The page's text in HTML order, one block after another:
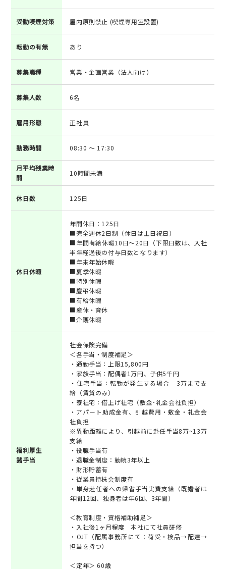
受動喫煙対策 屋内原則禁止 (喫煙専用室設置)
転勤の有無 あり
募集職種 営業・企画営業（法人向け）
募集人数 6名
雇用形態 正社員
勤務時間 08:30 ～ 17:30
月平均残業時
間
10時間未満
休日数 125日
休日休暇
年間休日：125日
■完全週休2日制（休日は土日祝日）
■年間有給休暇10日～20日（下限日数は、入社
半年経過後の付与日数となります）
■年末年始休暇
■夏季休暇
■特別休暇
■慶弔休暇
■有給休暇
■産休・育休
■介護休暇
福利厚生
諸手当
社会保険完備
＜各手当・制度補足＞
・通勤手当：上限15,800円
・家族手当：配偶者1万円、子供5千円
・住宅手当：転勤が発生する場合 3万まで支
給（賃貸のみ）
・寮社宅：借上げ社宅（敷金･礼金会社負担）
・アパート助成金有、引越費用・敷金・礼金会
社負担
※異動距離により、引越前に赴任手当8万~13万
支給
・役職手当有
・退職金制度：勤続3年以上
・財形貯蓄有
・従業員持株会制度有
・単身赴任者への帰省手当実費支給（既婚者は
年間12回、独身者は年6回、3年間）
＜教育制度・資格補助補足＞
・入社後1ヶ月程度 本社にて社員研修
・OJT（配属事務所にて：荷受・検品→配達→
担当を持つ）
＜定年＞ 60歳